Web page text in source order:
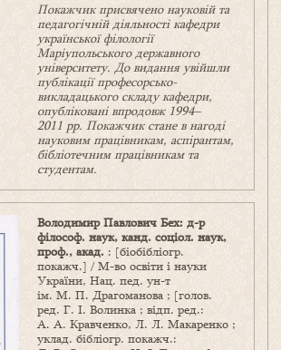
Покажчик присвячено науковій та
педагогічній діяльності кафедри
української філології
Маріупольського державного
університету. До видання увійшли
публікації професорсько-
викладацького складу кафедри,
опубліковані впродовж 1994–
2011 рр. Покажчик стане в нагоді
науковим працівникам, аспірантам,
бібліотечним працівникам та
студентам.
Володимир Павлович Бех: д-р
філософ. наук, канд. соціол. наук,
проф., акад. : [біобібліогр.
покажч.] / М-во освіти і науки
України, Нац. пед. ун-т
ім. М. П. Драгоманова ; [голов.
ред. Г. І. Волинка ; відп. ред.:
А. А. Кравченко, Л. Л. Макаренко ;
уклад. бібліогр. покажч.: